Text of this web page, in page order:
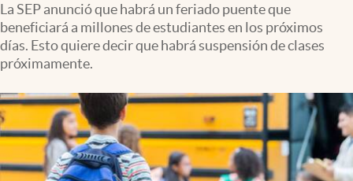
Tv
Clima
Mediakit
abre en nueva pestaña
México
La SEP anunció que habrá un feriado puente que
beneficiará a millones de estudiantes en los próximos
días. Esto quiere decir que habrá suspensión de clases
próximamente.